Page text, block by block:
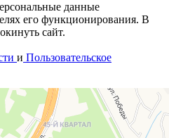
данные
его функционирования. В
сайт.
и Пользовательское